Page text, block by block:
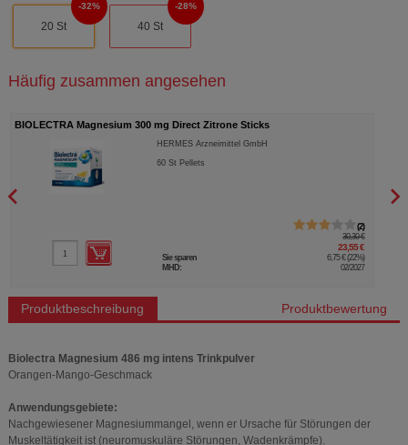
20 St
32%
40 St
28%
Häufig zusammen angesehen
BIOLECTRA Magnesium 300 mg Direct Zitrone Sticks
HERMES Arzneimittel GmbH
60St Pellets
2
30,30 €
23,55 €
Sie sparen 6,75 € (22%)
MHD:
02/2027
Produktbeschreibung Produktbewertung
Biolectra Magnesium 486 mg intens Trinkpulver
Orangen-Mango-Geschmack
Anwendungsgebiete:
Nachgewiesener Magnesiummangel, wenn er Ursache für Störungen der
Muskeltätigkeit ist (neuromuskuläre Störungen, Wadenkrämpfe).